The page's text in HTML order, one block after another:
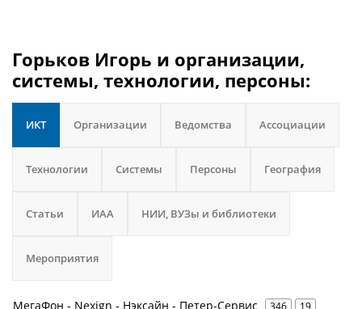
Горьков Игорь и организации,
системы, технологии, персоны:
ИКТ Организации Ведомства Ассоциации
Технологии Системы Персоны География
Статьи ИАА НИИ, ВУЗы и библиотеки
Мероприятия
МегаФон - Nexign - Нэксайн - Петер-Сервис 346 19